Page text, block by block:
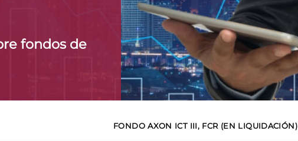
fondos de
FONDO AXON ICT III, FCR (EN LIQUIDACIÓN)